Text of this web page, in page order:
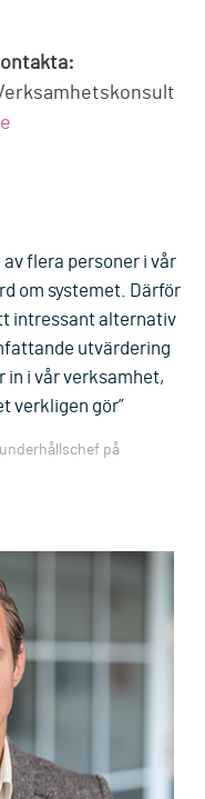
flera personer i vår
om systemet. Därför
intressant alternativ
utvärdering
in i vår verksamhet,
verkligen gör”
på